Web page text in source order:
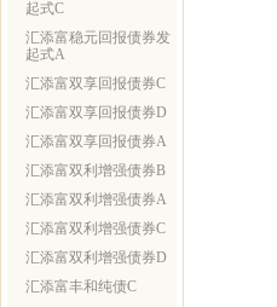
起式C
汇添富稳元回报债券发
起式A
汇添富双享回报债券C
汇添富双享回报债券D
汇添富双享回报债券A
汇添富双利增强债券B
汇添富双利增强债券A
汇添富双利增强债券C
汇添富双利增强债券D
汇添富丰和纯债C